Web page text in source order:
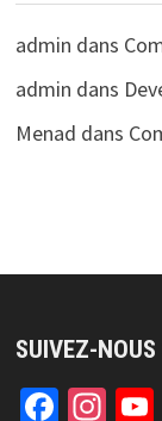
admin dans
admin dans
Menad dans
SUIVEZ-